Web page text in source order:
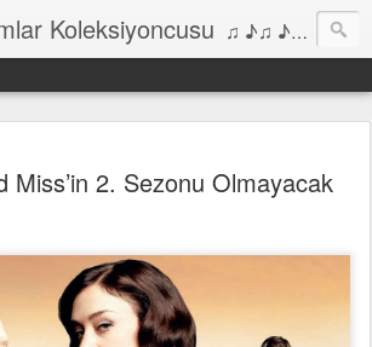
Koleksiyoncusu ♫ ♪♫ ♪ ♫ ♪♫ ♪•♫♪ 2006'dan bu yana Film, Dizi, Müzik ve Kitaplar üzerine Yazılar Diyarı...
Miss’in 2. Sezonu Olmayacak